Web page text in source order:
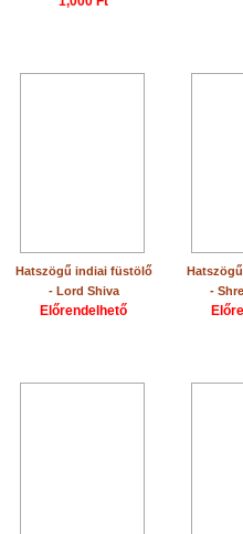
Hatszögű indiai füstölő
- Lord Shiva
Előrendelhető
-